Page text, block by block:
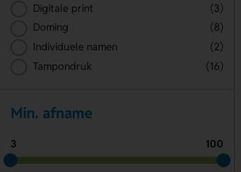
Digitale print
(3)
Doming
(8)
Individuele namen
(2)
Tampondruk
(16)
Min. afname
3 100